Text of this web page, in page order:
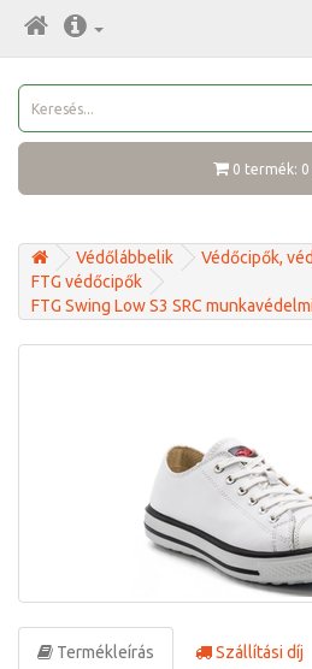
0 termék: 0
Védőlábbelik
Védőcipők,
FTG védőcipők
FTG Swing Low S3 SRC
Termékleírás Szállítási díj